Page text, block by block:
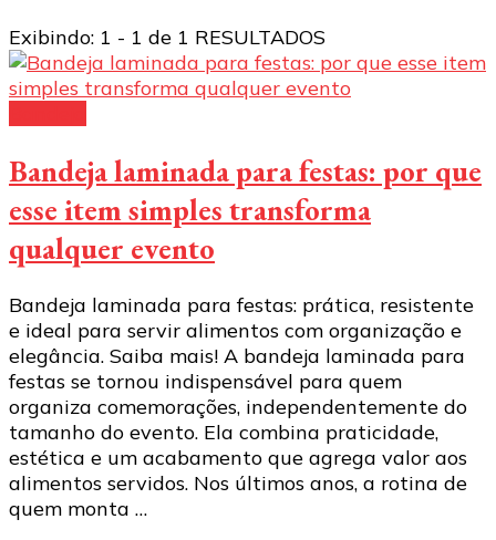
Exibindo: 1 - 1 de 1 RESULTADOS
Bandeja laminada para festas: por que
esse item simples transforma
qualquer evento
Bandeja laminada para festas: prática, resistente
e ideal para servir alimentos com organização e
elegância. Saiba mais! A bandeja laminada para
festas se tornou indispensável para quem
organiza comemorações, independentemente do
tamanho do evento. Ela combina praticidade,
estética e um acabamento que agrega valor aos
alimentos servidos. Nos últimos anos, a rotina de
quem monta …